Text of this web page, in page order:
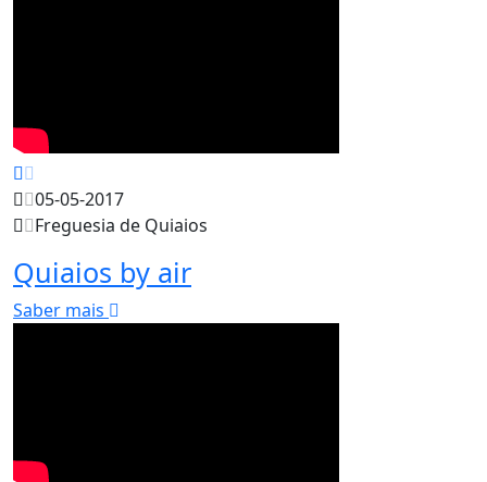
05-05-2017
Freguesia de Quiaios
Quiaios by air
Saber mais